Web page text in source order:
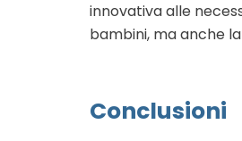
innovativa alle
bambini, ma anche
Conclusioni